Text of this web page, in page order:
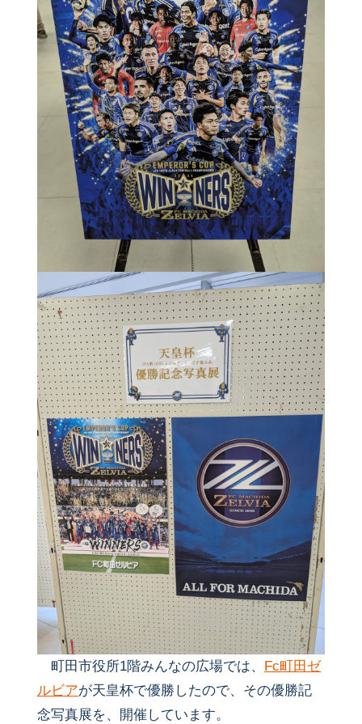
町田市役所1階みんなの広場では、 Fc町田ゼ
ルビアが天皇杯で優勝したので、その優勝記
念写真展を、開催しています。